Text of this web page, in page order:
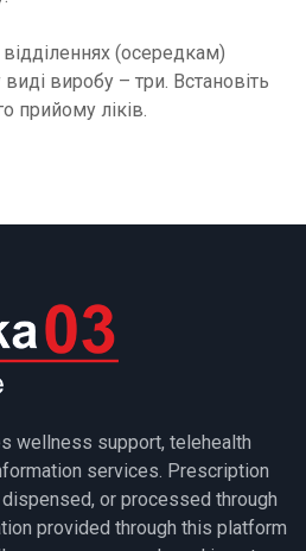
(осередкам)
виробу – три. Встановіть
прийому ліків.
wellness support, telehealth
services. Prescription
or processed through
provided through this platform